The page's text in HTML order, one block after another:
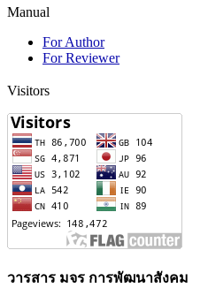
Manual
For Author
For Reviewer
Visitors
วารสาร มจร การพัฒนาสังคม